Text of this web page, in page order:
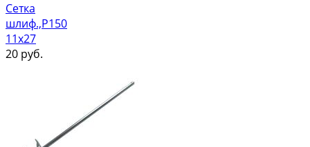
Сетка
шлиф.,Р150
11х27
20 руб.